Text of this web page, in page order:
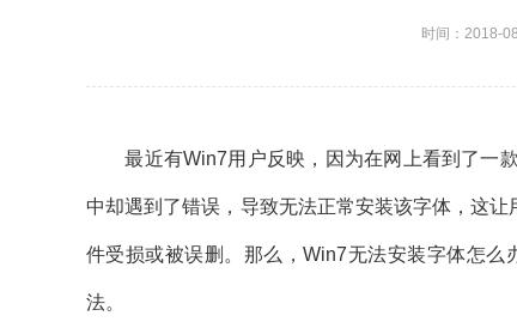
时间：2018-
最近有Win7用户反映，因为在网上看到了一款
中却遇到了错误，导致无法正常安装该字体，这
件受损或被误删。那么，Win7无法安装字体怎
法。